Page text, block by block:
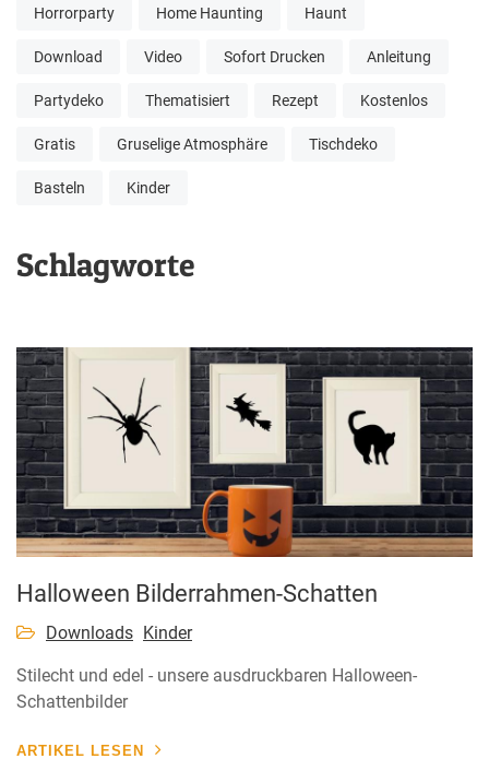
Horrorparty Home Haunting Haunt
Download Video Sofort Drucken Anleitung
Partydeko Thematisiert Rezept Kostenlos
Gratis Gruselige Atmosphäre Tischdeko
Basteln Kinder
Schlagworte
Halloween Bilderrahmen-Schatten
Downloads Kinder
Stilecht und edel - unsere ausdruckbaren Halloween-
Schattenbilder
ARTIKEL LESEN